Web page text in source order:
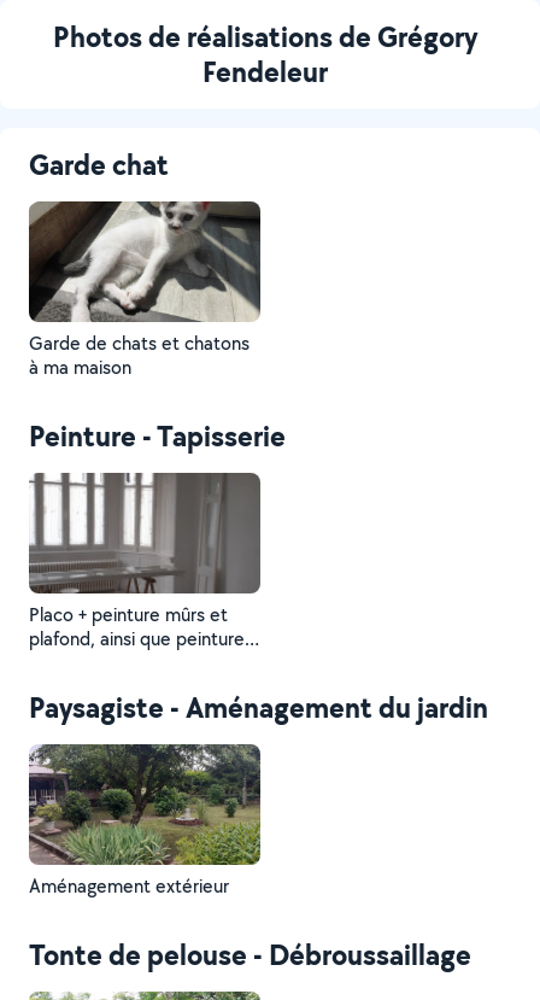
Photos de réalisations de Grégory
Fendeleur
Garde chat
Garde de chats et chatons
à ma maison
Peinture - Tapisserie
Placo + peinture mûrs et
plafond, ainsi que peinture
Paysagiste - Aménagement du jardin
Aménagement extérieur
Tonte de pelouse - Débroussaillage